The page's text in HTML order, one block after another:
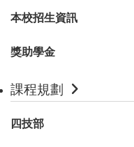
本校招生資訊
獎助學金
課程規劃
四技部